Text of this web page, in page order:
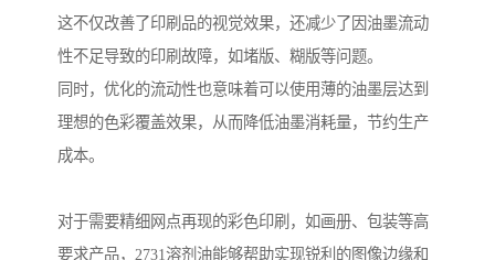
这不仅改善了印刷品的视觉效果，还减少了因油墨流动
性不足导致的印刷故障，如堵版、糊版等问题。
同时，优化的流动性也意味着可以使用薄的油墨层达到
理想的色彩覆盖效果，从而降低油墨消耗量，节约生产
成本。
对于需要精细网点再现的彩色印刷，如画册、包装等高
要求产品，2731溶剂油能够帮助实现锐利的图像边缘和